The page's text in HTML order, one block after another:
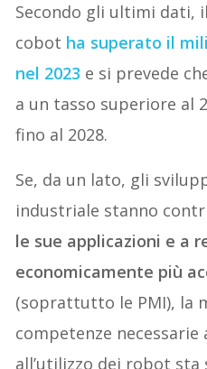
Secondo gli ultimi dati,
cobot ha superato il
nel 2023 e si prevede
a un tasso superiore al
fino al 2028.
Se, da un lato, gli
industriale stanno
le sue applicazioni e a
economicamente più
(soprattutto le PMI), la
competenze
all’utilizzo dei robot